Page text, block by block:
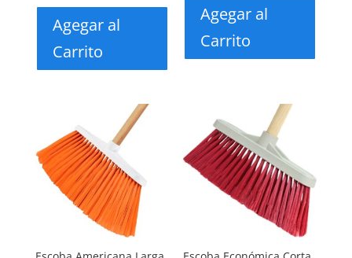
Agegar al
Carrito
Agegar al
Carrito